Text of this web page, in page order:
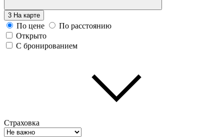
3 На карте
По цене
По расстоянию
Открыто
С бронированием
Страховка